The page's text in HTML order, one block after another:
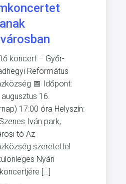
koncert – Győr-
Református
📅 Időpont:
16.
17:00 óra Helyszín:
Iván park,
tó Az
szeretettel
Nyári
[…]